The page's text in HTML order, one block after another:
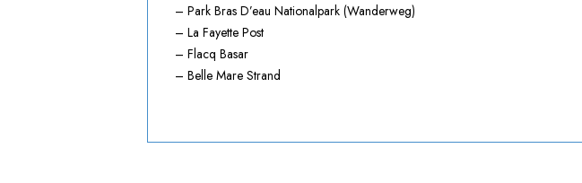
– Park Bras D’eau Nationalpark (Wanderweg)
– La Fayette Post
– Flacq Basar
– Belle Mare Strand